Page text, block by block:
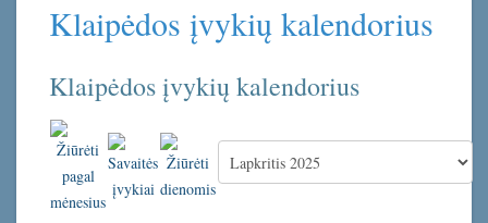
Klaipėdos įvykių kalendorius
Klaipėdos įvykių kalendorius